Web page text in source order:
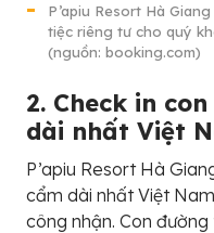
P’apiu Resort Hà
tiệc riêng tư cho quý
(nguồn: booking.com)
2. Check in
dài nhất Việt
P’apiu Resort Hà
cẩm dài nhất Việt
công nhận. Con